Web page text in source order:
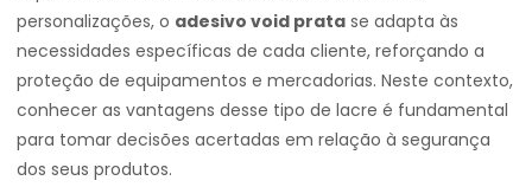
personalizações, o adesivo void prata se adapta às
necessidades específicas de cada cliente, reforçando a
proteção de equipamentos e mercadorias. Neste contexto,
conhecer as vantagens desse tipo de lacre é fundamental
para tomar decisões acertadas em relação à segurança
dos seus produtos.